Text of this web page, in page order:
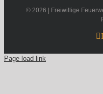
© 2026 | Freiwillige
Page load link